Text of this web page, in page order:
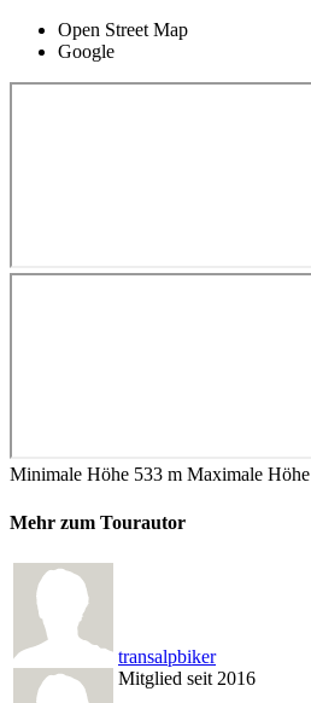
Open Street Map
Google
Minimale Höhe 533 m Maximale Höhe
Mehr zum Tourautor
transalpbiker
Mitglied seit 2016